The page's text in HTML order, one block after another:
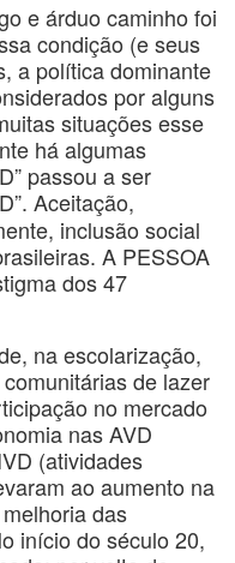
e árduo caminho foi
condição (e seus
a política dominante
por alguns
situações esse
há algumas
passou a ser
Aceitação,
inclusão social
A PESSOA
dos 47
na escolarização,
de lazer
no mercado
nas AVD
(atividades
ao aumento na
das
início do século 20,